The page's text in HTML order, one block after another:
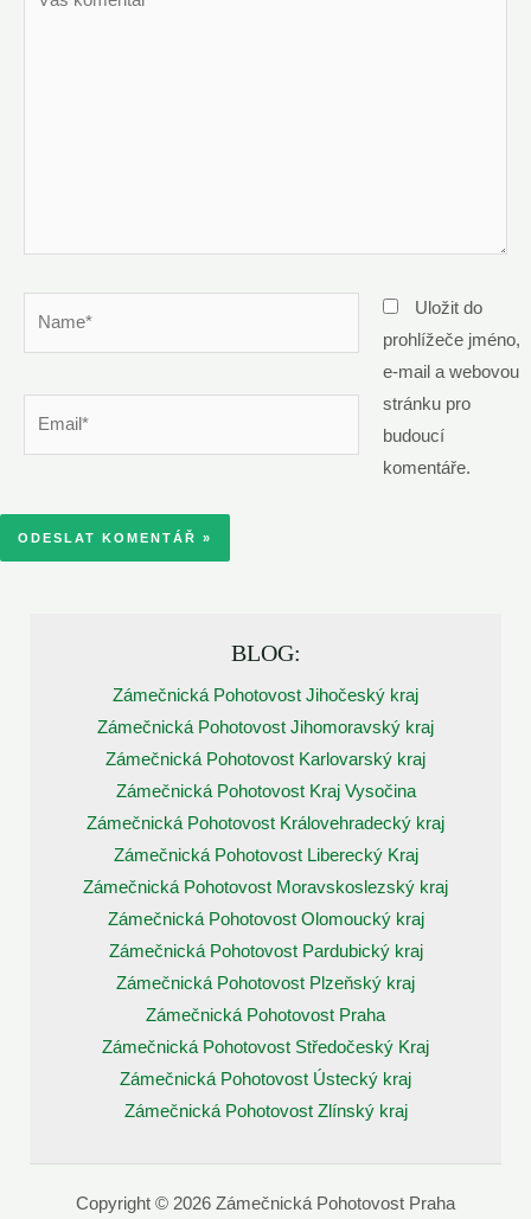
Uložit do
prohlížeče jméno,
e-mail a webovou
stránku pro
budoucí
komentáře.
BLOG:
Zámečnická Pohotovost Jihočeský kraj
Zámečnická Pohotovost Jihomoravský kraj
Zámečnická Pohotovost Karlovarský kraj
Zámečnická Pohotovost Kraj Vysočina
Zámečnická Pohotovost Královehradecký kraj
Zámečnická Pohotovost Liberecký Kraj
Zámečnická Pohotovost Moravskoslezský kraj
Zámečnická Pohotovost Olomoucký kraj
Zámečnická Pohotovost Pardubický kraj
Zámečnická Pohotovost Plzeňský kraj
Zámečnická Pohotovost Praha
Zámečnická Pohotovost Středočeský Kraj
Zámečnická Pohotovost Ústecký kraj
Zámečnická Pohotovost Zlínský kraj
Copyright © 2026 Zámečnická Pohotovost Praha